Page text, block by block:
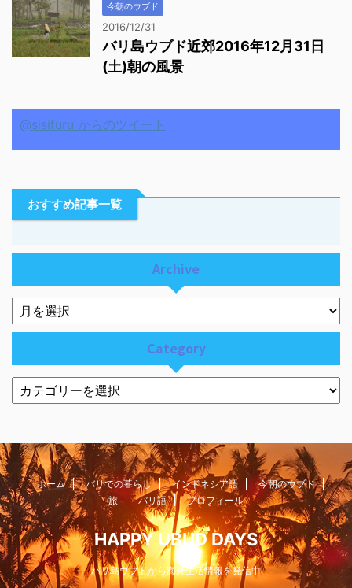
今朝のウブド
2016/12/31
バリ島ウブド近郊2016年12月31日
(土)朝の風景
@sisifuru からのツイート
おすすめ記事一覧
Archive
Category
ホーム バリでの暮らし インドネシア語
今朝のウブド
旅
バリ語 プロフィール
HAPPY UBUD DAYS
バリ島ウブドから海外生活情報を発信中